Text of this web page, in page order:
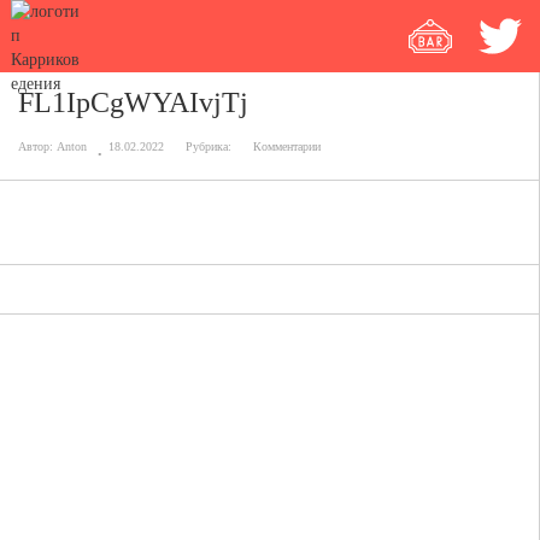
FL1IpCgWYAIvjTj
Автор: Anton 18.02.2022 Рубрика: Комментарии